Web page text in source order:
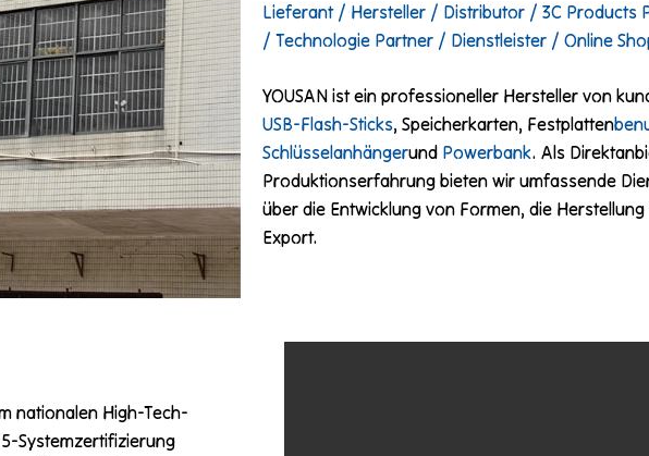
Lieferant / Hersteller / Distributor / 3C Products
/ Technologie Partner / Dienstleister / Online
YOUSAN ist ein professioneller Hersteller von
USB-Flash-Sticks, Speicherkarten, Festplatten
Schlüsselanhängerund Powerbank. Als
Produktionserfahrung bieten wir umfassende
über die Entwicklung von Formen, die
Export.
nationalen High-Tech-
Systemzertifizierung